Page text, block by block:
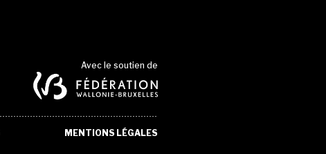
Avec le soutien de
MENTIONS LÉGALES